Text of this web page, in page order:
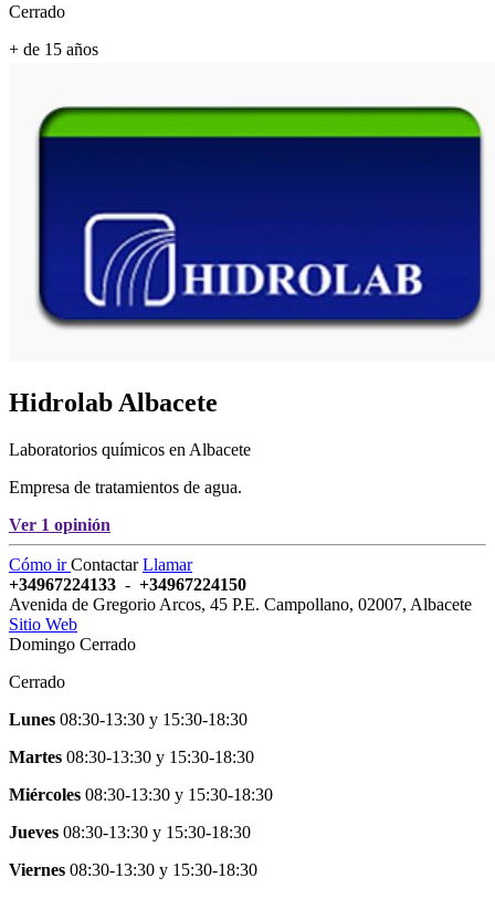
Cerrado
+ de 15 años
Hidrolab Albacete
Laboratorios químicos en Albacete
Empresa de tratamientos de agua.
Ver 1 opinión
Cómo irContactarLlamar
+34967224133 - +34967224150
Avenida de Gregorio Arcos, 45 P.E. Campollano, 02007, Albacete
Sitio Web
Domingo Cerrado
Cerrado
Lunes 08:30-13:30 y 15:30-18:30
Martes 08:30-13:30 y 15:30-18:30
Miércoles 08:30-13:30 y 15:30-18:30
Jueves 08:30-13:30 y 15:30-18:30
Viernes 08:30-13:30 y 15:30-18:30